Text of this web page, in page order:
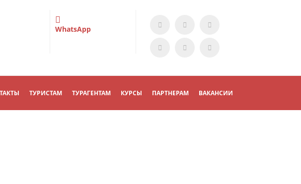
WhatsApp
ТУРИСТАМ ТУРАГЕНТАМ КУРСЫ ПАРТНЕРАМ ВАКАНСИИ